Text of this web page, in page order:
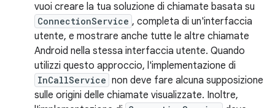
vuoi creare la tua soluzione di chiamate basata su
ConnectionService , completa di un'interfaccia
utente, e mostrare anche tutte le altre chiamate
Android nella stessa interfaccia utente. Quando
utilizzi questo approccio, l'implementazione di
InCallService non deve fare alcuna supposizione
sulle origini delle chiamate visualizzate. Inoltre,